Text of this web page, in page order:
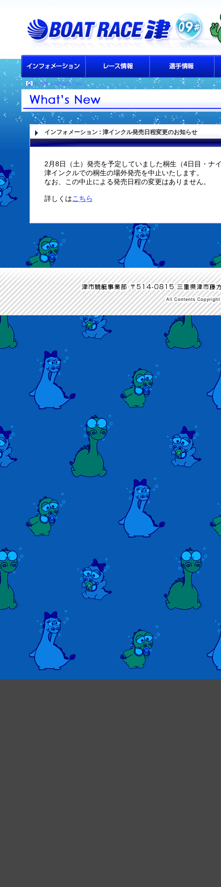
HOME> What's New
インフォメーション: 津インクル発売日程変更のお知らせ
2月8日（土）発売を予定していました桐生（4日目・ナ
津インクルでの桐生の場外発売を中止いたします。
なお、この中止による発売日程の変更はありません。
詳しくはこちら